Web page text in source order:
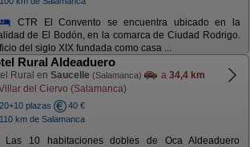
CTR El Convento se encuentra ubicado en la
de El Bodón, en la comarca de Ciudad Rodrigo.
del siglo XIX fundada como casa ...
Rural Aldeaduero
Rural en Saucelle (Salamanca) a 34,4 km
del Ciervo (Salamanca)
20+10 plazas
40 €
110 km de Salamanca
Las 10 habitaciones dobles de Oca Aldeaduero